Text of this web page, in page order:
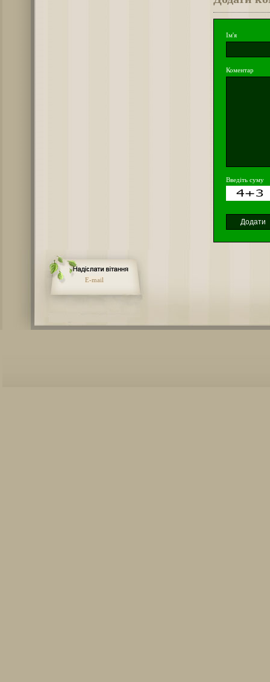
Ім'я
Коментар
Введіть суму
E-mail